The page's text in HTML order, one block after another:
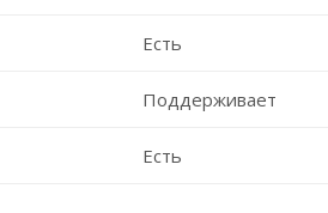
Есть
Поддерживает
Есть